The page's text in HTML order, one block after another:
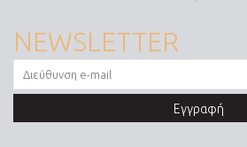
NEWSLETTER
Εγγραφή